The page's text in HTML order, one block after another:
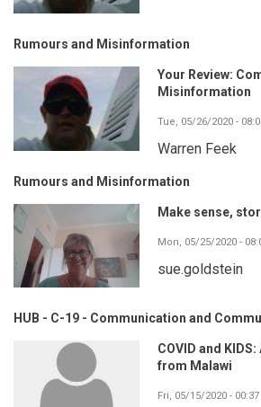
Rumours and Misinformation
Your Review:
Misinformation
Tue, 05/26/2020 -
Warren Feek
Rumours and Misinformation
Make sense,
Mon, 05/25/2020 -
sue.goldstein
HUB - C-19 - Communication and
COVID and
from Malawi
Fri, 05/15/2020 - 00:37